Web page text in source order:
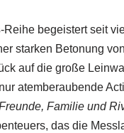
-Reihe begeistert seit
starken Betonung
auf die große
atemberaubende
Familie und
das die